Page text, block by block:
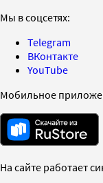
Мы в соцсетях:
Telegram
ВКонтакте
YouTube
Мобильное
На сайте работает